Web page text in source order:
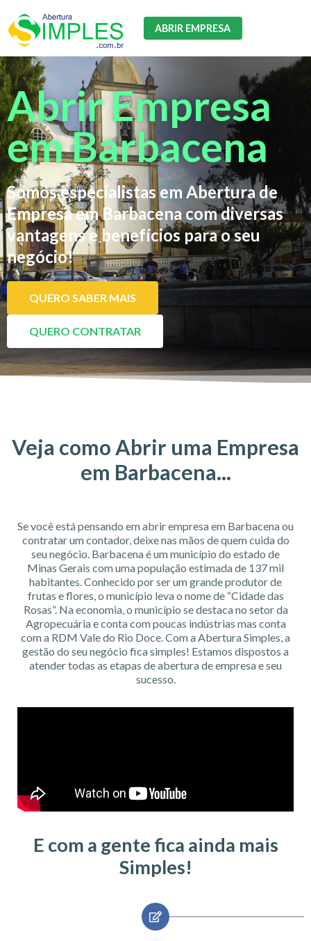
ABRIR EMPRESA
Abrir Empresa
em Barbacena
Somos especialistas em Abertura de
Empresa em Barbacena com diversas
vantagens e benefícios para o seu
negócio!
QUERO SABER MAIS
QUERO CONTRATAR
Veja como Abrir uma Empresa
em Barbacena...
Se você está pensando em abrir empresa em Barbacena ou
contratar um contador, deixe nas mãos de quem cuida do
seu negócio. Barbacena é um município do estado de
Minas Gerais com uma população estimada de 137 mil
habitantes. Conhecido por ser um grande produtor de
frutas e flores, o município leva o nome de “Cidade das
Rosas”. Na economia, o município se destaca no setor da
Agropecuária e conta com poucas indústrias mas conta
com a RDM Vale do Rio Doce. Com a Abertura Simples, a
gestão do seu negócio fica simples! Estamos dispostos a
atender todas as etapas de abertura de empresa e seu
sucesso.
E com a gente fica ainda mais
Simples!